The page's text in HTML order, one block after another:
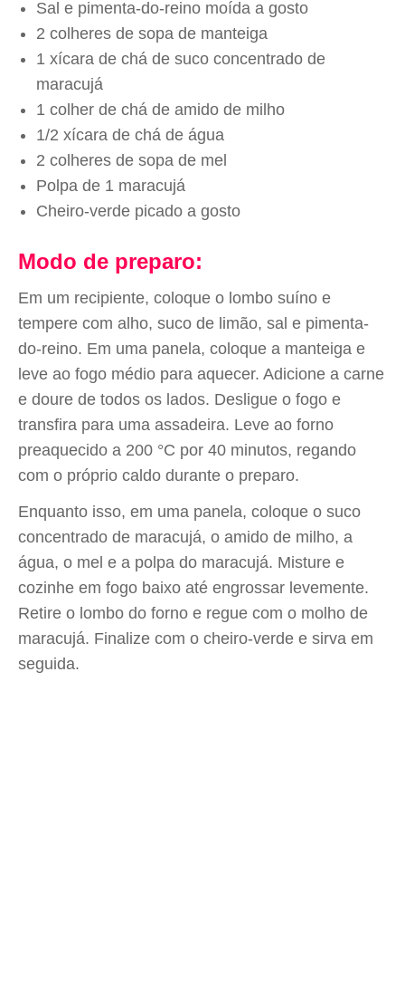
Sal e pimenta-do-reino moída a gosto
2 colheres de sopa de manteiga
1 xícara de chá de suco concentrado de
maracujá
1 colher de chá de amido de milho
1/2 xícara de chá de água
2 colheres de sopa de mel
Polpa de 1 maracujá
Cheiro-verde picado a gosto
Modo de preparo:
Em um recipiente, coloque o lombo suíno e
tempere com alho, suco de limão, sal e pimenta-
do-reino. Em uma panela, coloque a manteiga e
leve ao fogo médio para aquecer. Adicione a carne
e doure de todos os lados. Desligue o fogo e
transfira para uma assadeira. Leve ao forno
preaquecido a 200 °C por 40 minutos, regando
com o próprio caldo durante o preparo.
Enquanto isso, em uma panela, coloque o suco
concentrado de maracujá, o amido de milho, a
água, o mel e a polpa do maracujá. Misture e
cozinhe em fogo baixo até engrossar levemente.
Retire o lombo do forno e regue com o molho de
maracujá. Finalize com o cheiro-verde e sirva em
seguida.